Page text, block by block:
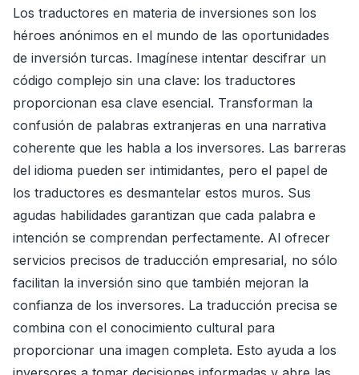
Los traductores en materia de inversiones son los
héroes anónimos en el mundo de las oportunidades
de inversión turcas. Imagínese intentar descifrar un
código complejo sin una clave: los traductores
proporcionan esa clave esencial. Transforman la
confusión de palabras extranjeras en una narrativa
coherente que les habla a los inversores. Las barreras
del idioma pueden ser intimidantes, pero el papel de
los traductores es desmantelar estos muros. Sus
agudas habilidades garantizan que cada palabra e
intención se comprendan perfectamente. Al ofrecer
servicios precisos de traducción empresarial, no sólo
facilitan la inversión sino que también mejoran la
confianza de los inversores. La traducción precisa se
combina con el conocimiento cultural para
proporcionar una imagen completa. Esto ayuda a los